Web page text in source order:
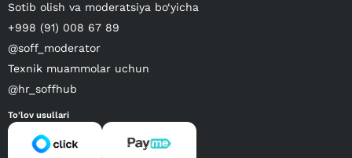
Sotib olish va moderatsiya bo‘yicha
+998 (91) 008 67 89
@soff_moderator
Texnik muammolar uchun
@hr_soffhub
To'lov usullari